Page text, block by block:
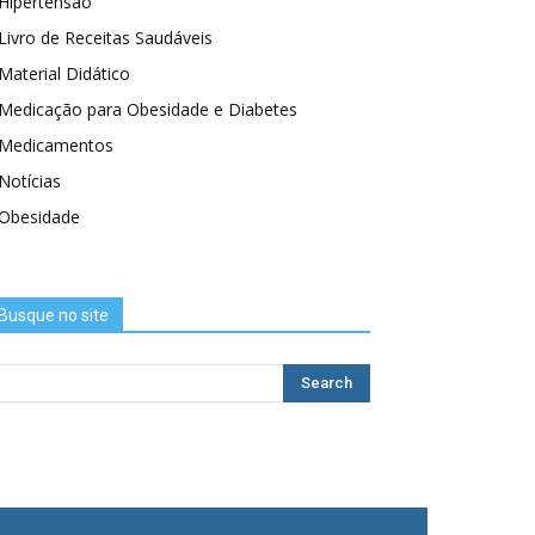
de Receitas Saudáveis
Didático
para Obesidade e Diabetes
no site